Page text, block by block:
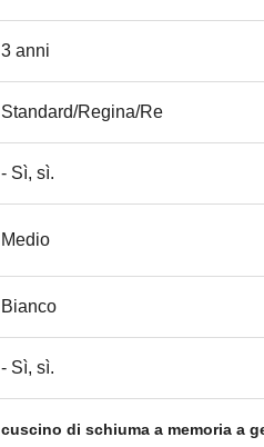
3 anni
Standard/Regina/Re
- Sì, sì.
Medio
Bianco
- Sì, sì.
cuscino di schiuma a memoria a